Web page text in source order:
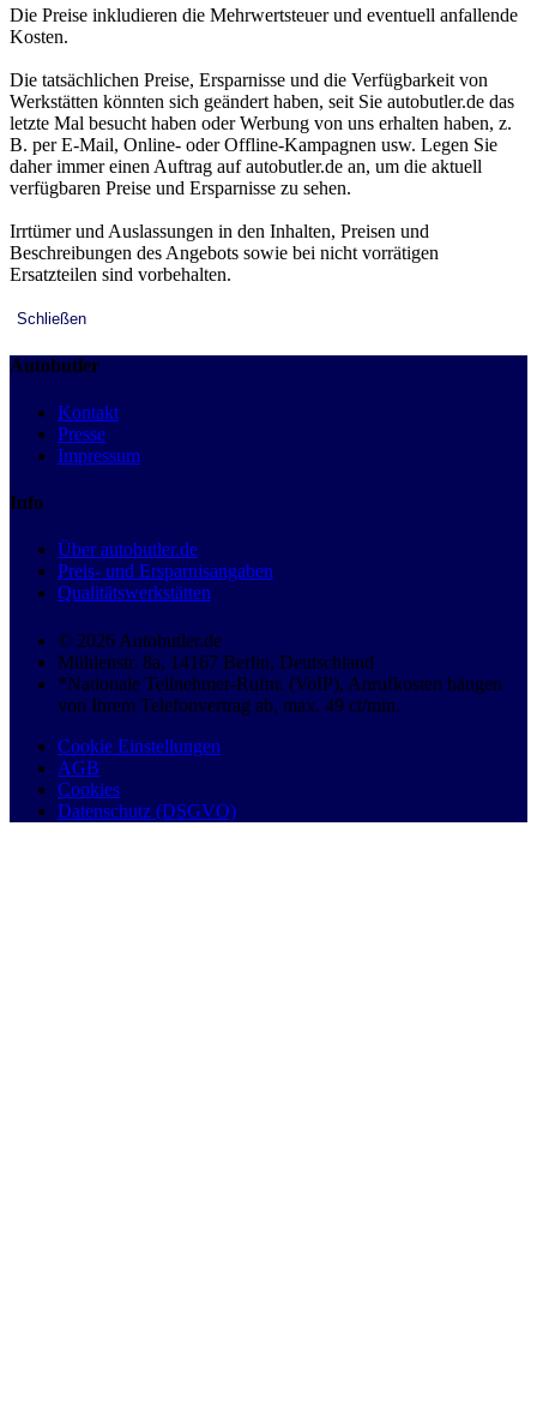
Die Preise inkludieren die Mehrwertsteuer und eventuell anfallende
Kosten.
Die tatsächlichen Preise, Ersparnisse und die Verfügbarkeit von
Werkstätten könnten sich geändert haben, seit Sie autobutler.de das
letzte Mal besucht haben oder Werbung von uns erhalten haben, z.
B. per E-Mail, Online- oder Offline-Kampagnen usw. Legen Sie
daher immer einen Auftrag auf autobutler.de an, um die aktuell
verfügbaren Preise und Ersparnisse zu sehen.
Irrtümer und Auslassungen in den Inhalten, Preisen und
Beschreibungen des Angebots sowie bei nicht vorrätigen
Ersatzteilen sind vorbehalten.
Schließen
Autobutler
Kontakt
Presse
Impressum
Info
Über autobutler.de
Preis- und Ersparnisangaben
Qualitätswerkstätten
© 2026 Autobutler.de
Mühlenstr. 8a, 14167 Berlin, Deutschland
*Nationale Teilnehmer-Rufnr. (VoIP), Anrufkosten hängen
von Ihrem Telefonvertrag ab, max. 49 ct/min.
Cookie Einstellungen
AGB
Cookies
Datenschutz (DSGVO)